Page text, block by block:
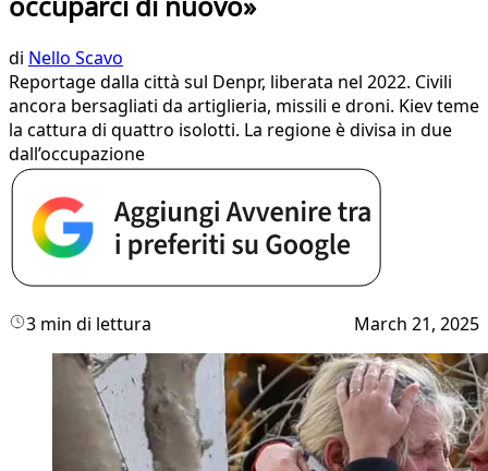
di Nello Scavo
Reportage dalla città sul Denpr, liberata nel 2022. Civili
ancora bersagliati da artiglieria, missili e droni. Kiev teme
la cattura di quattro isolotti. La regione è divisa in due
dall’occupazione
3 min di lettura March 21, 2025